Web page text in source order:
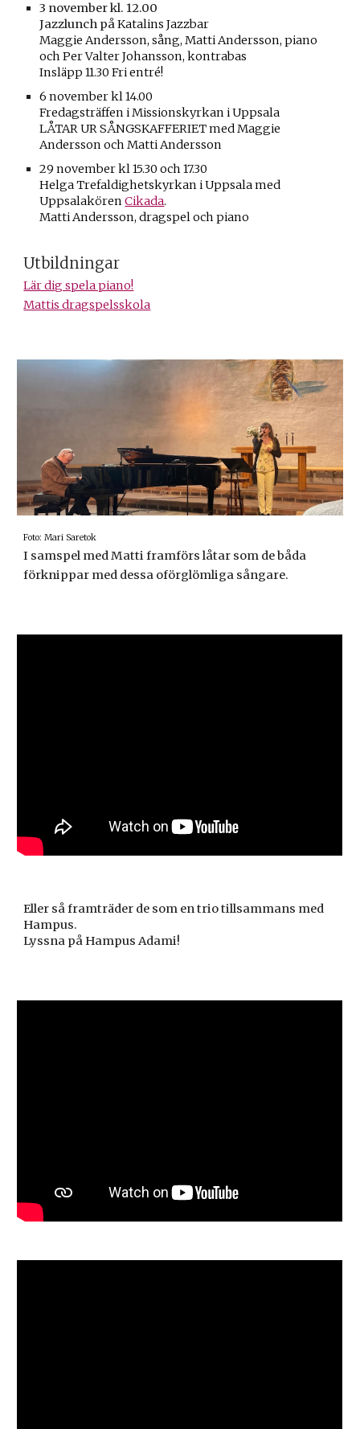
3 november kl. 12.00
Jazzlunch påKatalins Jazzbar
Maggie Andersson, sång,Matti Andersson, piano
och Per Valter Johansson, kontrabas
Insläpp 11.30 Fri entré!
6 november kl 14.00
Fredagsträffen i Missionskyrkan i Uppsala
LÅTAR UR SÅNGSKAFFERIET med Maggie
Andersson och Matti Andersson
29 november kl15.30 och 17.30
Helga Trefaldighetskyrkan i Uppsala med
UppsalakörenCikada.
Matti Andersson, dragspel och piano
Utbildningar
Lär dig spela piano!
Mattis dragspelsskola
Foto: Mari Saretok
I samspel med Matti framförs låtar som de båda
förknippar med dessa oförglömliga sångare.
Eller så framträder de som en trio tillsammans med
Hampus.
Lyssna på Hampus Adami!